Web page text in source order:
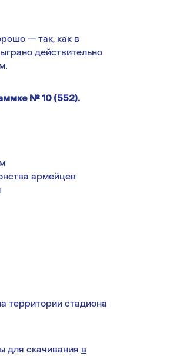
— так, как в
действительно
№ 10 (552).
армейцев
территории стадиона
скачивания в